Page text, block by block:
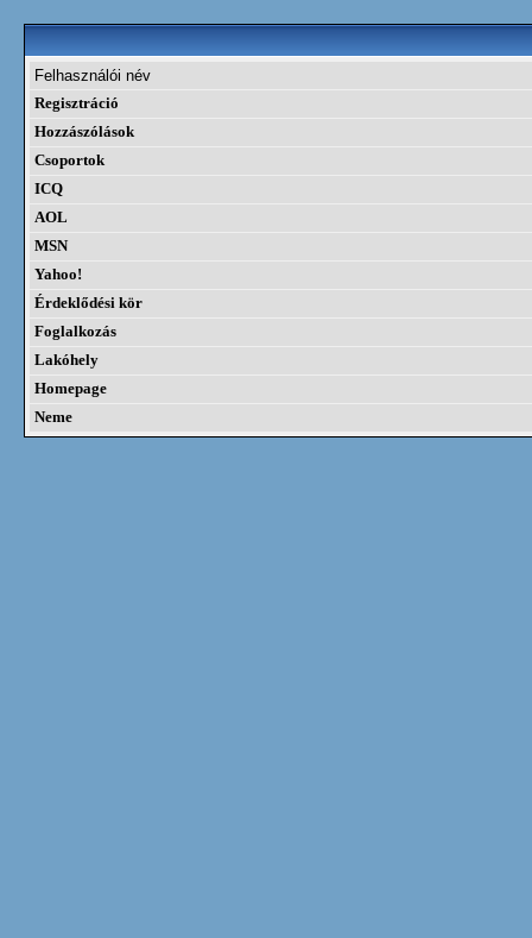
Felhasználói név
Regisztráció
Hozzászólások
Csoportok
ICQ
AOL
MSN
Yahoo!
Érdeklődési kör
Foglalkozás
Lakóhely
Homepage
Neme